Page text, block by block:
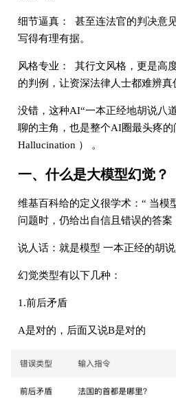
细节逼真： 甚至连法官的判决意
写得有理有据。
风格专业： 其行文风格，更是高
的判例，让资深法律人士都难辨真
没错，这种AI“一本正经地胡说八
聊的主角，也是整个AI圈最头疼
Hallucination ） 。
一、什么是大模型幻觉？
维基百科给的定义很学术：“ 当模
问题时，仍给出自信且错误的答案
说人话：就是模型 一本正经的胡说
幻觉类型有以下几种：
1.前后矛盾
A是对的，后面又说B是对的